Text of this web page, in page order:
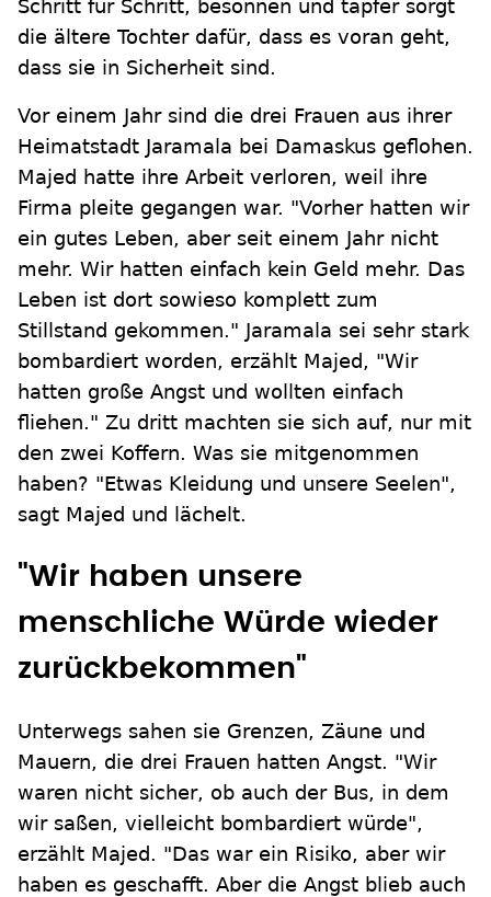
Schritt für Schritt, besonnen und tapfer sorgt
die ältere Tochter dafür, dass es voran geht,
dass sie in Sicherheit sind.
Vor einem Jahr sind die drei Frauen aus ihrer
Heimatstadt Jaramala bei Damaskus geflohen.
Majed hatte ihre Arbeit verloren, weil ihre
Firma pleite gegangen war. "Vorher hatten wir
ein gutes Leben, aber seit einem Jahr nicht
mehr. Wir hatten einfach kein Geld mehr. Das
Leben ist dort sowieso komplett zum
Stillstand gekommen." Jaramala sei sehr stark
bombardiert worden, erzählt Majed, "Wir
hatten große Angst und wollten einfach
fliehen." Zu dritt machten sie sich auf, nur mit
den zwei Koffern. Was sie mitgenommen
haben? "Etwas Kleidung und unsere Seelen",
sagt Majed und lächelt.
"Wir haben unsere
menschliche Würde wieder
zurückbekommen"
Unterwegs sahen sie Grenzen, Zäune und
Mauern, die drei Frauen hatten Angst. "Wir
waren nicht sicher, ob auch der Bus, in dem
wir saßen, vielleicht bombardiert würde",
erzählt Majed. "Das war ein Risiko, aber wir
haben es geschafft. Aber die Angst blieb auch